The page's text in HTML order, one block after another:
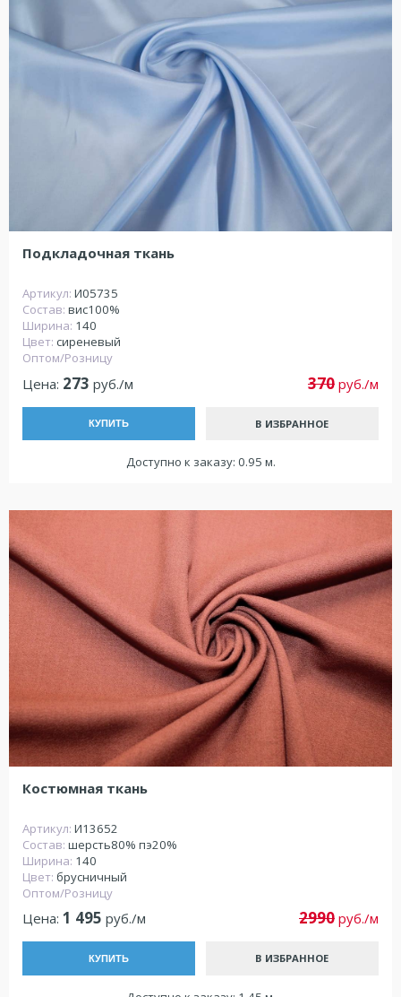
Подкладочная ткань
Артикул: И05735
Состав: вис100%
Ширина: 140
Цвет: сиреневый
Оптом/Розницу
Цена: 273 руб./м 370 руб./м
КУПИТЬ В ИЗБРАННОЕ
Доступно к заказу: 0.95 м.
Костюмная ткань
Артикул: И13652
Состав: шерсть80% пэ20%
Ширина: 140
Цвет: брусничный
Оптом/Розницу
Цена: 1 495 руб./м 2990 руб./м
КУПИТЬ В ИЗБРАННОЕ